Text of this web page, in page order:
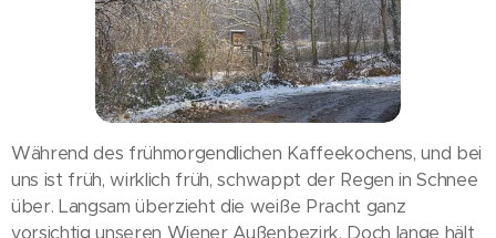
Während des frühmorgendlichen Kaffeekochens, und bei
uns ist früh, wirklich früh, schwappt der Regen in Schnee
über. Langsam überzieht die weiße Pracht ganz
vorsichtig unseren Wiener Außenbezirk. Doch lange hält